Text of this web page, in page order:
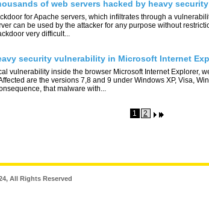
of web servers hacked by heavy
for Apache servers, which infiltrates through a
can be used by the attacker for any purpose without
very difficult...
security vulnerability in Microsoft Internet
vulnerability inside the browser Microsoft Internet Explorer,
are the versions 7,8 and 9 under Windows XP, Visa,
that malware with...
1
2
All Rights Reserved